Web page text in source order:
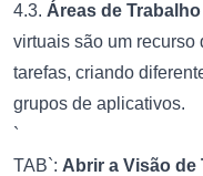
4.3. Áreas de
virtuais são um recurso
tarefas, criando
grupos de aplicativos.
`
TAB`: Abrir a Visão de